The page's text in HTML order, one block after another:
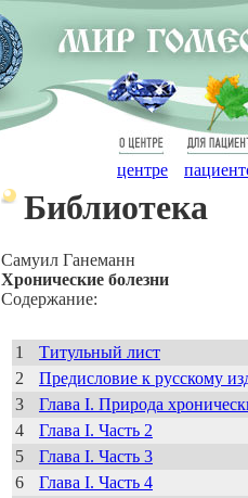
О
центре
Для
Библиотека
Cамуил Ганеманн
Хронические болезни
Содержание:
1
Титульный лист
2
Предисловие к русскому
3
Глава I. Природа
4
Глава I. Часть 2
5
Глава I. Часть 3
6
Глава I. Часть 4